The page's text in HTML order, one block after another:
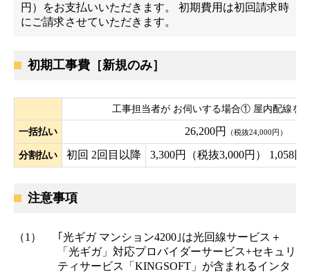
円）をお支払いいただきます。 初期費用は初回請求時
にご請求させていただきます。
初期工事費［新規のみ］
工事担当者が お伺いする場合① 屋内配線を
一括払い 26,200円 （税抜24,000円）
分割払い 初回 2回目以降 3,300円（税抜3,000円） 1,058
注意事項
（1）
｢光ギガ マンション4200｣は光回線サービス＋
「光ギガ」対応プロバイダーサービス+セキュリ
ティサービス「KINGSOFT」が含まれるインタ